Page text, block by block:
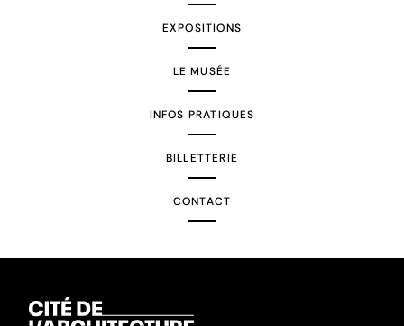
EXPOSITIONS
LE MUSÉE
INFOS PRATIQUES
BILLETTERIE
CONTACT